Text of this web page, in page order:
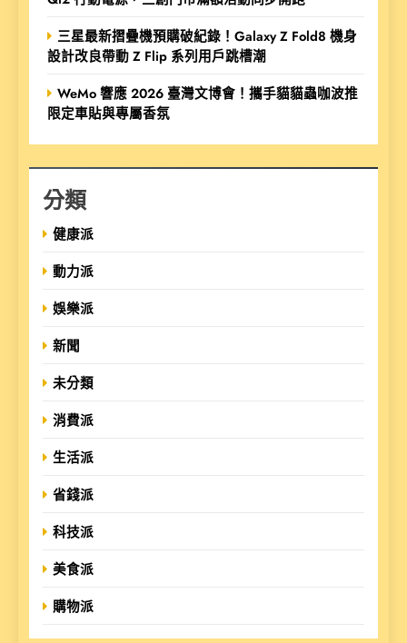
三星最新摺疊機預購破紀錄！Galaxy Z Fold8 機身
設計改良帶動 Z Flip 系列用戶跳槽潮
WeMo 響應 2026 臺灣文博會！攜手貓貓蟲咖波推
限定車貼與專屬香氛
分類
健康派
動力派
娛樂派
新聞
未分類
消費派
生活派
省錢派
科技派
美食派
購物派